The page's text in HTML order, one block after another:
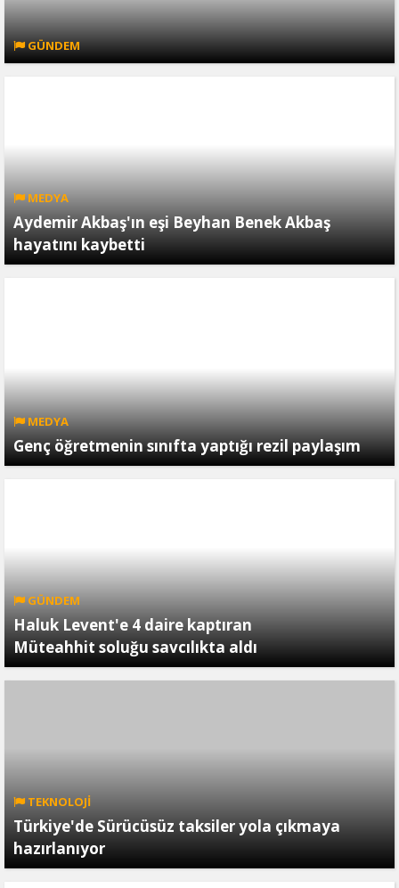
GÜNDEM
MEDYA
Aydemir Akbaş'ın eşi Beyhan Benek Akbaş
hayatını kaybetti
MEDYA
Genç öğretmenin sınıfta yaptığı rezil paylaşım
GÜNDEM
Haluk Levent'e 4 daire kaptıran
Müteahhit soluğu savcılıkta aldı
TEKNOLOJİ
Türkiye'de Sürücüsüz taksiler yola çıkmaya
hazırlanıyor